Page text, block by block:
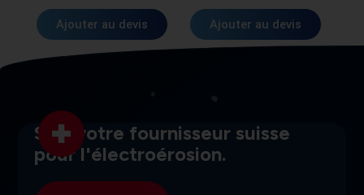
Ajouter au devis Ajouter au devis
la
page
SGI, votre fournisseur suisse
pour l'électroérosion.